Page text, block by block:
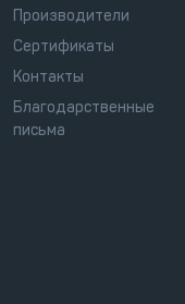
Производители
Сертификаты
Контакты
Благодарственные
письма